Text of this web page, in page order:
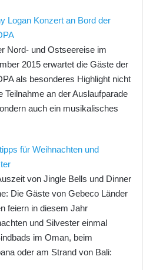
Logan Konzert an Bord der
Nord- und Ostseereise im
2015 erwartet die Gäste der
als besonderes Highlight nicht
Teilnahme an der Auslaufparade
auch ein musikalisches
für Weihnachten und
von Jingle Bells und Dinner
Die Gäste von Gebeco Länder
feiern in diesem Jahr
und Silvester einmal
im Oman, beim
oder am Strand von Bali: